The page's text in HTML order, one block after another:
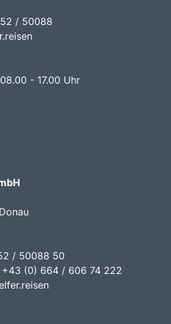
/ 50088
- 17.00 Uhr
/ 50088 50
(0) 664 / 606 74 222